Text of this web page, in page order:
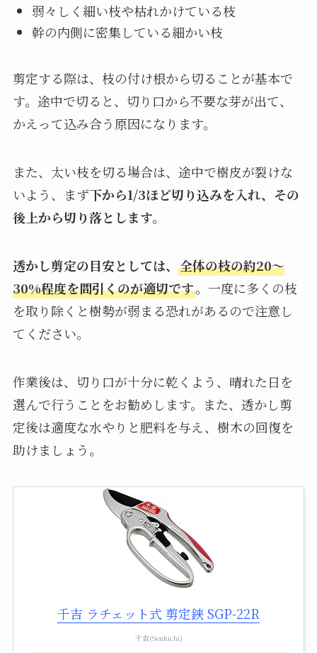
弱々しく細い枝や枯れかけている枝
幹の内側に密集している細かい枝
剪定する際は、枝の付け根から切ることが基本で
す。途中で切ると、切り口から不要な芽が出て、
かえって込み合う原因になります。
また、太い枝を切る場合は、途中で樹皮が裂けな
いよう、まず下から1/3ほど切り込みを入れ、その
後上から切り落とします。
透かし剪定の目安としては、 全体の枝の約20〜
30%程度を間引くのが適切です。一度に多くの枝
を取り除くと樹勢が弱まる恐れがあるので注意し
てください。
作業後は、切り口が十分に乾くよう、晴れた日を
選んで行うことをお勧めします。また、透かし剪
定後は適度な水やりと肥料を与え、樹木の回復を
助けましょう。
千吉 ラチェット式 剪定鋏 SGP-22R
千吉(Senkichi)